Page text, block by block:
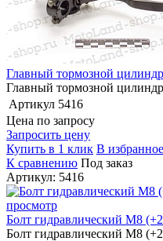
Главный тормозной
Главный тормозной
Артикул 5416
Цена по запросу
Запросить цену
Купить в 1 клик В избранное
К сравнению Под заказ
Артикул: 5416
просмотр
Болт гидравлический М8
Болт гидравлический М8